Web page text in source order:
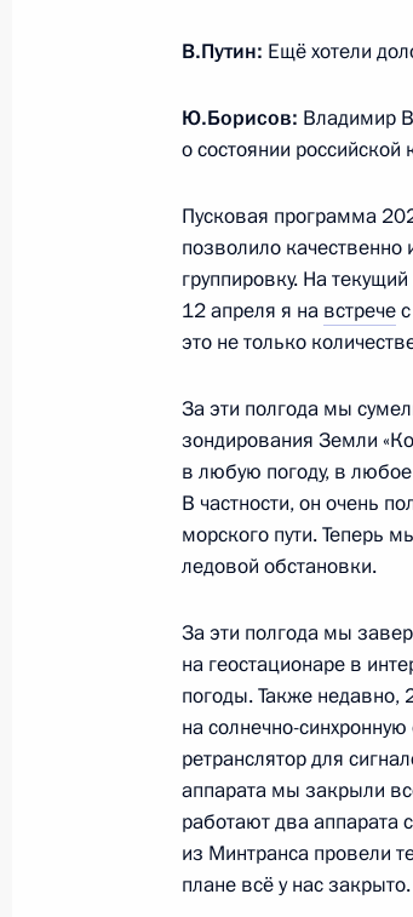
Председателя
15 июля 2022 года, 14:42
Встреча с
Борисовым
4 апреля 2022 года, 14:10
Заседание комиссии
«Промышленность»
27 августа 2021 года, 17:00
Совещание с членами
28 января 2021 года, 15:20
Поездка в Крым
20 июля 2020 года
В.Путин: Ещё хотели
Ю.Борисов: Владимир
о состоянии
Пусковая программа
позволило качественно
группировку. На
12 апреля я на встрече
это не только
За эти полгода мы
зондирования Земли
в любую погоду, в
В частности, он очень
морского пути. Теперь
ледовой обстановки.
За эти полгода мы
на геостационаре в
погоды. Также недавно,
на солнечно-
ретранслятор для
аппарата мы закрыли
работают два аппарата
из Минтранса провели
плане всё у нас закрыто.